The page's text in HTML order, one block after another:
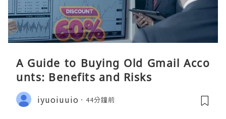
A Guide to Buying Old Gmail Acco
unts: Benefits and Risks
iyuoiuuio 44分鐘前